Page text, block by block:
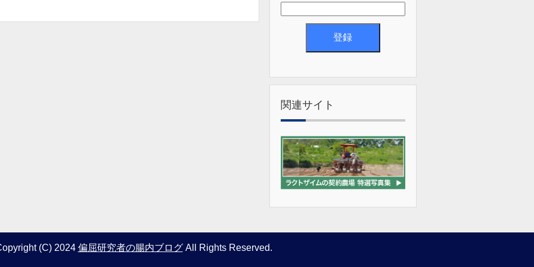
関連サイト
(C) 2024 偏屈研究者の腸内ブログAll Rights Reserved.